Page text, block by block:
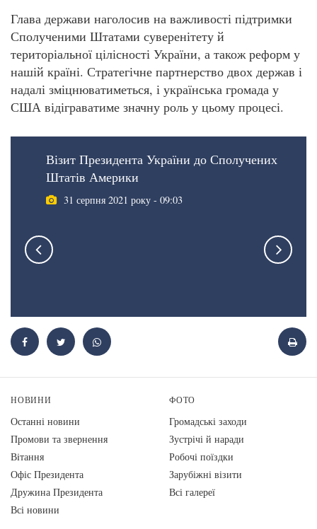
Глава держави наголосив на важливості підтримки
Сполученими Штатами суверенітету й
територіальної цілісності України, а також реформ у
нашій країні. Стратегічне партнерство двох держав і
надалі зміцнюватиметься, і українська громада у
США відіграватиме значну роль у цьому процесі.
Візит Президента України до Сполучених
Штатів Америки
31 серпня 2021 року - 09:03
НОВИНИ
Останні новини
Промови та звернення
Вiтання
Офіс Президента
Дружина Президента
Всі новини
ФОТО
Громадські заходи
Зустрічі й наради
Робочі поїздки
Зарубіжні візити
Всі галереї